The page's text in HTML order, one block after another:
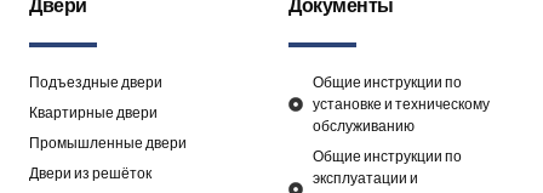
Подъездные двери
Квартирные двери
Промышленные двери
Двери из решёток
Общие инструкции по
установке и техническому
обслуживанию
Общие инструкции по
эксплуатации и